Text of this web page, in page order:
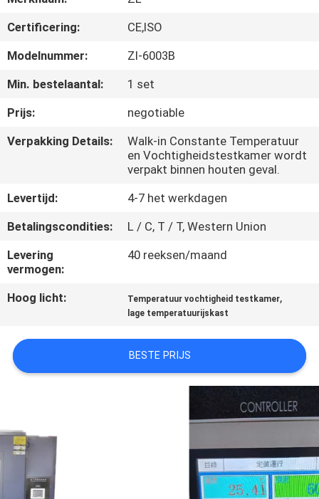
FABRIEKSREIS
KWALITEITSCONTROLE
CONTACTEER
NIEUWS
VERZOEK
OM EEN
CITAAT
VR
SHOW
PRIVACY
POLICY
Certificering:
CE,ISO
Modelnummer:
Zl-6003B
Min. bestelaantal:
1 set
Prijs:
negotiable
Verpakking Details:
Walk-in Constante Temperatuur
en Vochtigheidstestkamer wordt
verpakt binnen houten geval.
Levertijd:
4-7 het werkdagen
Betalingscondities:
L / C, T / T, Western Union
Levering
vermogen:
40 reeksen/maand
Hoog licht: Temperatuur vochtigheid testkamer,
lage temperatuurijskast
BESTE PRIJS